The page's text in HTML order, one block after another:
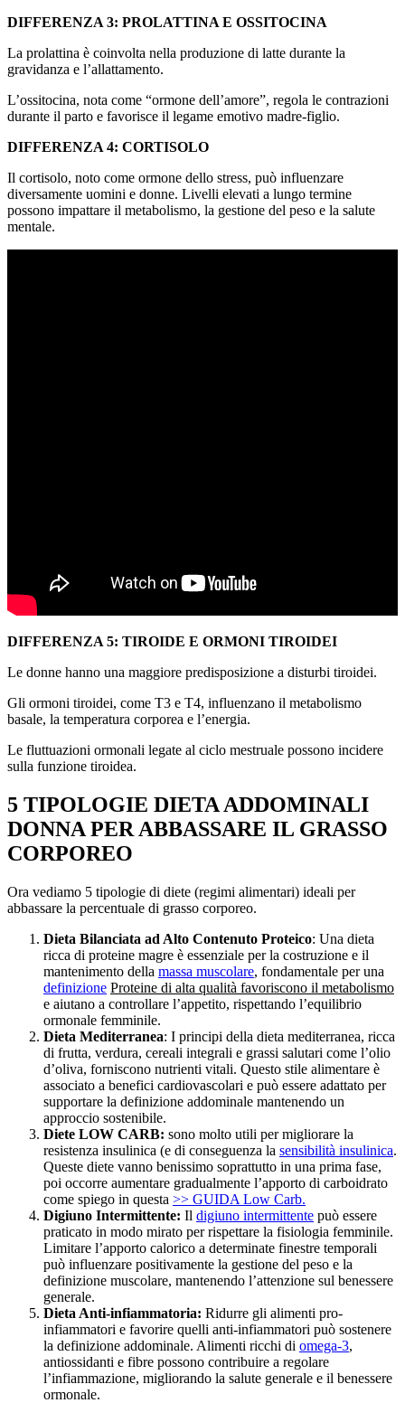
DIFFERENZA 3: PROLATTINA E OSSITOCINA
La prolattina è coinvolta nella produzione di latte durante la
gravidanza e l’allattamento.
L’ossitocina, nota come “ormone dell’amore”, regola le contrazioni
durante il parto e favorisce il legame emotivo madre-figlio.
DIFFERENZA 4: CORTISOLO
Il cortisolo, noto come ormone dello stress, può influenzare
diversamente uomini e donne. Livelli elevati a lungo termine
possono impattare il metabolismo, la gestione del peso e la salute
mentale.
DIFFERENZA 5: TIROIDE E ORMONI TIROIDEI
Le donne hanno una maggiore predisposizione a disturbi tiroidei.
Gli ormoni tiroidei, come T3 e T4, influenzano il metabolismo
basale, la temperatura corporea e l’energia.
Le fluttuazioni ormonali legate al ciclo mestruale possono incidere
sulla funzione tiroidea.
5 TIPOLOGIE DIETA ADDOMINALI
DONNA PER ABBASSARE IL GRASSO
CORPOREO
Ora vediamo 5 tipologie di diete (regimi alimentari) ideali per
abbassare la percentuale di grasso corporeo.
Dieta Bilanciata ad Alto Contenuto Proteico: Una dieta
ricca di proteine magre è essenziale per la costruzione e il
mantenimento della massa muscolare, fondamentale per una
definizione Proteine di alta qualità favoriscono il metabolismo
e aiutano a controllare l’appetito, rispettando l’equilibrio
ormonale femminile.
Dieta Mediterranea: I principi della dieta mediterranea, ricca
di frutta, verdura, cereali integrali e grassi salutari come l’olio
d’oliva, forniscono nutrienti vitali. Questo stile alimentare è
associato a benefici cardiovascolari e può essere adattato per
supportare la definizione addominale mantenendo un
approccio sostenibile.
Diete LOW CARB: sono molto utili per migliorare la
resistenza insulinica (e di conseguenza la sensibilità insulinica.
Queste diete vanno benissimo soprattutto in una prima fase,
poi occorre aumentare gradualmente l’apporto di carboidrato
come spiego in questa >> GUIDA Low Carb.
Digiuno Intermittente: Il digiuno intermittente può essere
praticato in modo mirato per rispettare la fisiologia femminile.
Limitare l’apporto calorico a determinate finestre temporali
può influenzare positivamente la gestione del peso e la
definizione muscolare, mantenendo l’attenzione sul benessere
generale.
Dieta Anti-infiammatoria: Ridurre gli alimenti pro-
infiammatori e favorire quelli anti-infiammatori può sostenere
la definizione addominale. Alimenti ricchi di omega-3,
antiossidanti e fibre possono contribuire a regolare
l’infiammazione, migliorando la salute generale e il benessere
ormonale.